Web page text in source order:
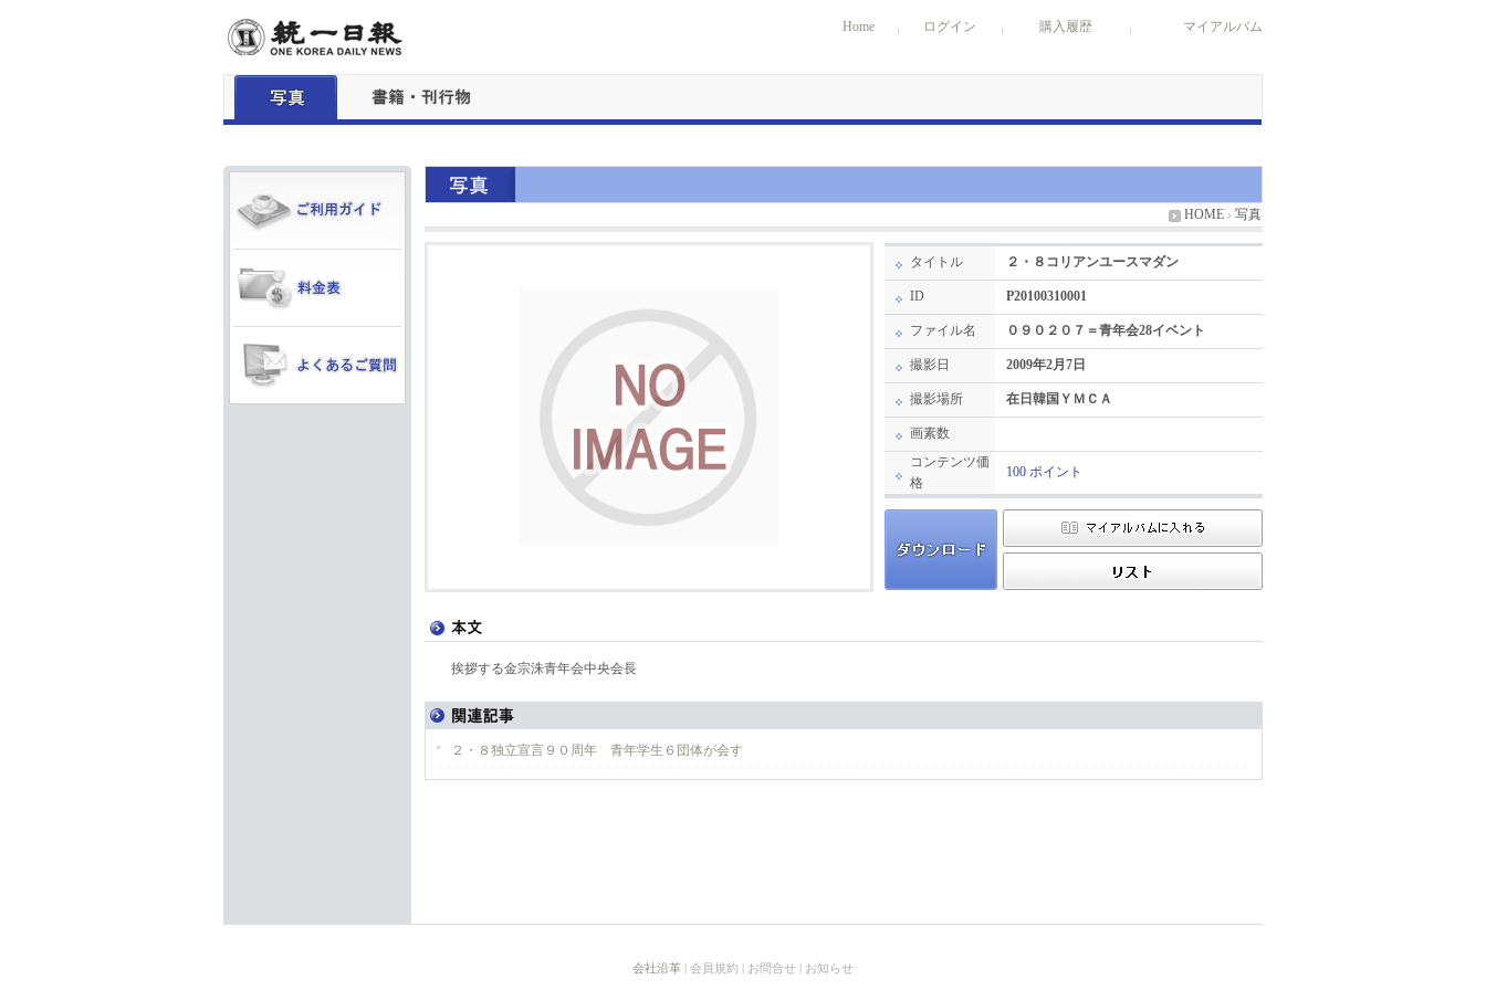
Home ログイン 購入履歴 マイアルバム
HOME 写真
タイトル ２・８コリアンユースマダン
ID P20100310001
ファイル名 ０９０２０７＝青年会28イベント
撮影日 2009年2月7日
撮影場所 在日韓国ＹＭＣＡ
画素数
コンテンツ価
格
100 ポイント
挨拶する金宗洙青年会中央会長
２・８独立宣言９０周年 青年学生６団体が会す
会社沿革 | 会員規約 | お問合せ | お知らせ